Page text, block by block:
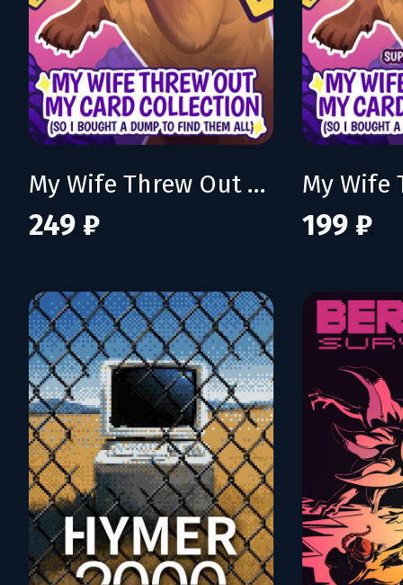
My Wife Threw Out My Card Collection (So I Bought a Dump to Find Them All)
249 ₽ 199 ₽